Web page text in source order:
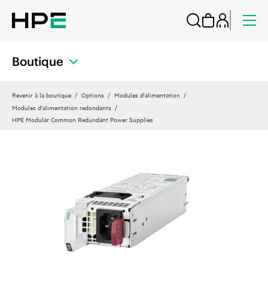
Boutique
Revenir à la boutique Options
Modules d'alimentation
Modules d'alimentation redondants
HPE Modular Common Redundant Power Supplies